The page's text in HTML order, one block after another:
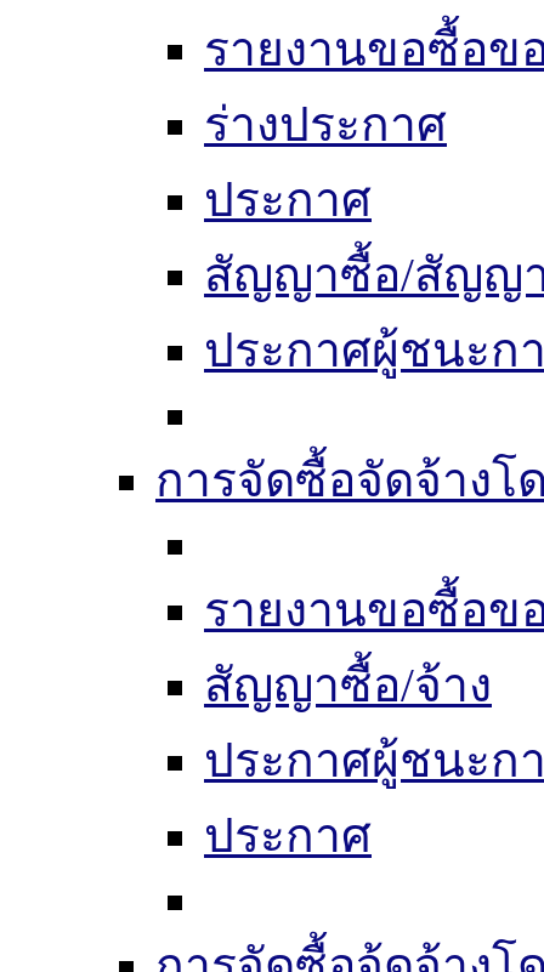
รายงานขอซื้อข
ร่างประกาศ
ประกาศ
สัญญาซื้อ/สัญญ
ประกาศผู้ชนะก
การจัดซื้อจัดจ้างโ
รายงานขอซื้อข
สัญญาซื้อ/จ้าง
ประกาศผู้ชนะก
ประกาศ